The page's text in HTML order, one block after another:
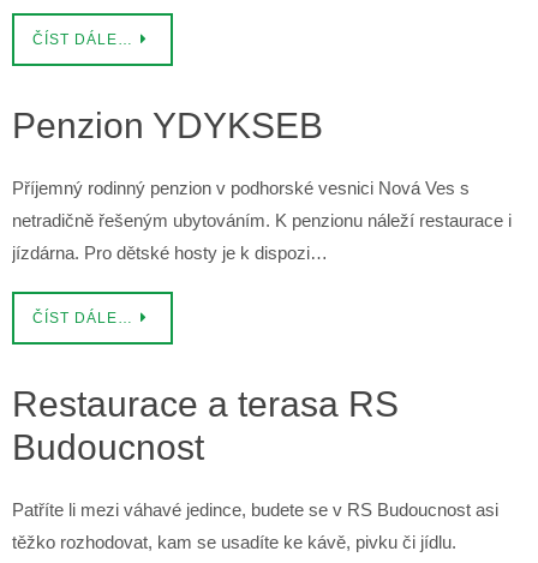
ČÍST DÁLE…
Penzion YDYKSEB
Příjemný rodinný penzion v podhorské vesnici Nová Ves s
netradičně řešeným ubytováním. K penzionu náleží restaurace i
jízdárna. Pro dětské hosty je k dispozi…
ČÍST DÁLE…
Restaurace a terasa RS
Budoucnost
Patříte li mezi váhavé jedince, budete se v RS Budoucnost asi
těžko rozhodovat, kam se usadíte ke kávě, pivku či jídlu.